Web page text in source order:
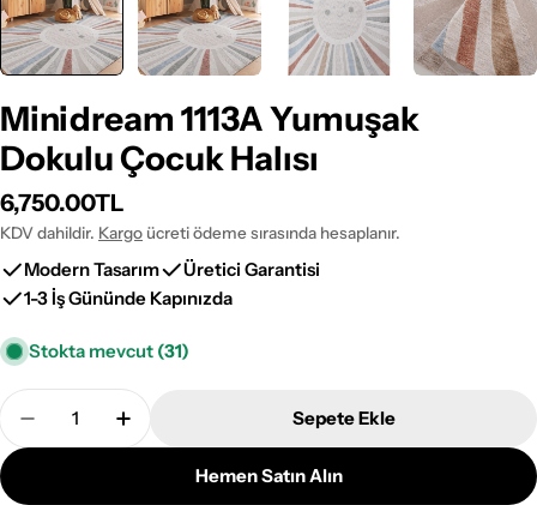
Minidream 1113A Yumuşak
Dokulu Çocuk Halısı
Normal
fiyat
6,750.00TL
KDV dahildir. Kargo ücreti ödeme sırasında hesaplanır.
Modern Tasarım
Üretici Garantisi
1-3 İş Gününde Kapınızda
Stokta mevcut (31)
Adet
Minidream 1113A Yumuşak Dokulu Çocuk Halısı
Minidream 1113A Yumuşak Dokulu Çocuk
Sepete Ekle
Hemen Satın Alın